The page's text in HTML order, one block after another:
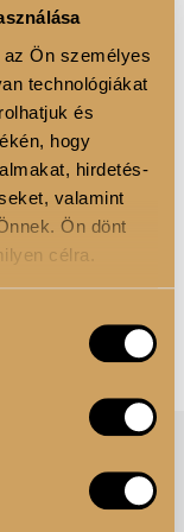
Ön személyes
technológiákat
és
hogy
hirdetés-
valamint
Ön dönt
célra.
konkrét
ellenőrzésével
BEAUTY
mg
Eper
9 990 Ft
kollagén
hibiszkusz
ÉLETMÓD